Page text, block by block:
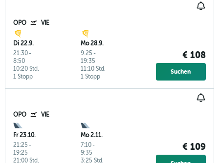
OPO VIE
Di 22.9.
21:30-
8:50
1 Stopp
10:20 Std.
Mo 28.9.
9:25 -
19:35
1 Stopp
11:10 Std.
€ 108
Suchen
OPO VIE
Fr 23.10.
21:25 -
19:25
21:00 Std.
Mo 2.11.
7:10-
9:35
3:25 Std.
€ 109